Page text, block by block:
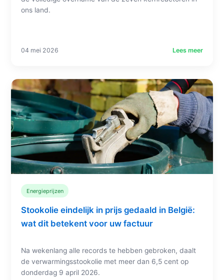
ons land.
04 mei 2026 Lees meer
Energieprijzen
Stookolie eindelijk in prijs gedaald in België:
wat dit betekent voor uw factuur
Na wekenlang alle records te hebben gebroken, daalt
de verwarmingsstookolie met meer dan 6,5 cent op
donderdag 9 april 2026.